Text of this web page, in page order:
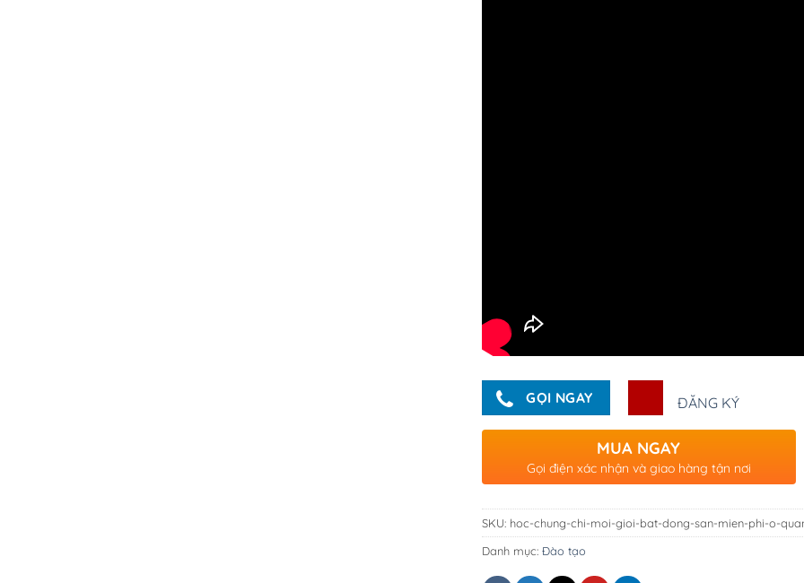
GỌI NGAY ĐĂNG KÝ
MUA NGAY
Gọi điện xác nhận và giao hàng tận nơi
SKU: hoc-chung-chi-moi-gioi-bat-dong-san-mien-phi-o-
Danh mục: Đào tạo